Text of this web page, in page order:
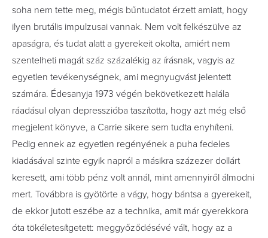
soha nem tette meg, mégis bűntudatot érzett amiatt, hogy
ilyen brutális impulzusai vannak. Nem volt felkészülve az
apaságra, és tudat alatt a gyerekeit okolta, amiért nem
szentelheti magát száz százalékig az írásnak, vagyis az
egyetlen tevékenységnek, ami megnyugvást jelentett
számára. Édesanyja 1973 végén bekövetkezett halála
ráadásul olyan depresszióba taszította, hogy azt még első
megjelent könyve, a Carrie sikere sem tudta enyhíteni.
Pedig ennek az egyetlen regényének a puha fedeles
kiadásával szinte egyik napról a másikra százezer dollárt
keresett, ami több pénz volt annál, mint amennyiről álmodni
mert. Továbbra is gyötörte a vágy, hogy bántsa a gyerekeit,
de ekkor jutott eszébe az a technika, amit már gyerekkora
óta tökéletesítgetett: meggyőződésévé vált, hogy az a